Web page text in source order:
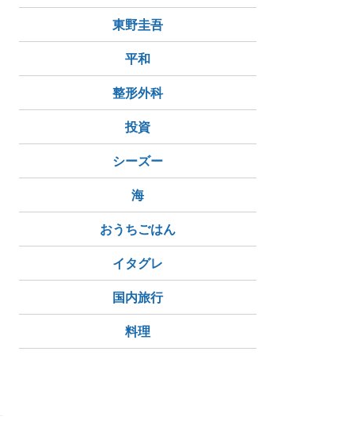
東野圭吾
平和
整形外科
投資
シーズー
海
おうちごはん
イタグレ
国内旅行
料理